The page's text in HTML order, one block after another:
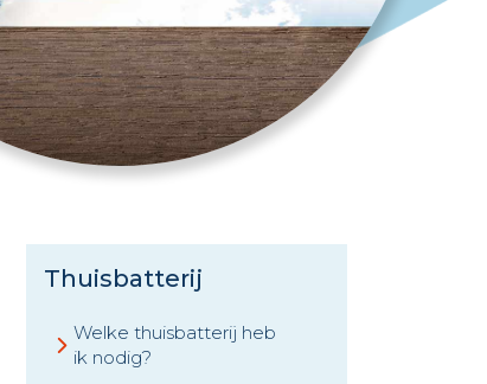
Thuisbatterij
Welke thuisbatterij heb
ik nodig?